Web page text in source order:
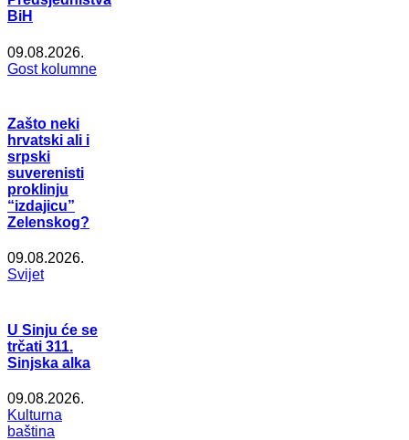
BiH
09.08.2026.
Gost kolumne
Zašto neki
hrvatski ali i
srpski
suverenisti
proklinju
“izdajicu”
Zelenskog?
09.08.2026.
Svijet
U Sinju će se
trčati 311.
Sinjska alka
09.08.2026.
Kulturna
baština